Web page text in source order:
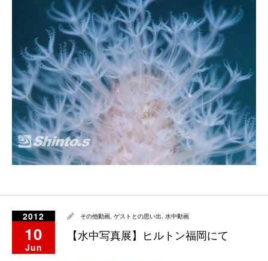
2012
10
Jun
その他動画, ゲストとの思い出, 水中動画
【水中写真展】ヒルトン福岡にて